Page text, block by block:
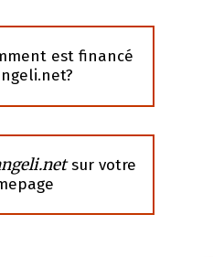
est financé
sur votre